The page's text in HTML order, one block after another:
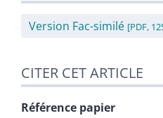
Version Fac-similé [PDF,
CITER CET ARTICLE
Référence papier